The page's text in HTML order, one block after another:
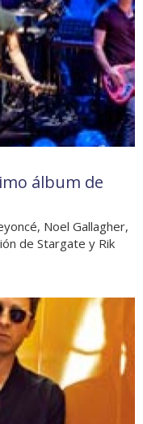
álbum de
Noel Gallagher,
de Stargate y Rik